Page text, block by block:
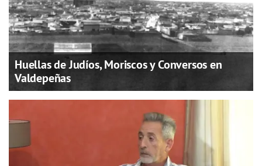
Huellas de Judíos, Moriscos y Conversos en
Valdepeñas